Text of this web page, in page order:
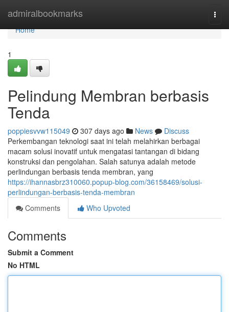
admiralbookmarks
Home
Home
1
Pelindung Membran berbasis
Tenda
poppiesvvw115049 307 days ago News
Discuss
Perkembangan teknologi saat ini telah melahirkan berbagai
macam solusi inovatif untuk mengatasi tantangan di bidang
konstruksi dan pengolahan. Salah satunya adalah metode
perlindungan berbasis tenda membran, yang
https://ihannasbrz310060.popup-blog.com/36158469/solusi-
perlindungan-berbasis-tenda-membran
Comments
Who Upvoted
Comments
Submit a Comment
No HTML